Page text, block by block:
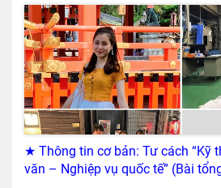
nghiệp, chị vào làm việc tại một
2005. Vì tính chất công việc nên chị
báo cáo với một anh cấp trên qua thư
đôi khi, người cấp trên cũng có
công việc. Một hôm, do hiểu nhầm
anh tìm tới tận nơi chị sống để hỏi và
cà phê. Và từ đó, hai người bắt đầu tìm hiểu
nói được tiếng Việt nên câu chuyện
xuyên diễn ra bằng cả 2 thứ tiếng.Vài
★ Thông tin cơ bản: Tư cách “Kỹ
văn – Nghiệp vụ quốc tế” (Bài